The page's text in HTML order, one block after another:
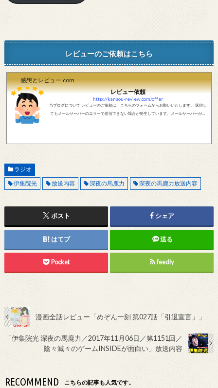
レビューのご依頼はこちら
感想とレビュー.com
レビュー依頼
http://kansou-review.com/offer
当ブログについて レビューのご依頼は、こちらのフォームからお願いいたします。 返信し
てもメールサーバーのエラーで送信できない場合が発生しています。メールサーバーが正
ラジオ
伊集院光
放送内容 深夜の馬鹿力 深夜の馬鹿力放送内容
ポスト シェア
はてブ 送る
Pocket feedly
漫画全話レビュー「めぞん一刻 第027話「引退宣言」」
「伊集院光 深夜の馬鹿力／2017年11月06日／第1151回／
陰々滅々のゲームINSIDEが面白い」放送内容
RECOMMEND こちらの記事も人気です。